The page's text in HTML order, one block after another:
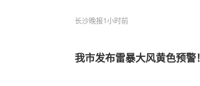
长沙晚报1小时前
我市发布雷暴大风黄色预警！